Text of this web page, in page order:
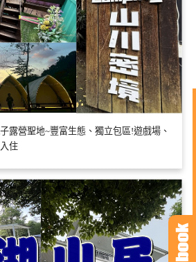
露營聖地~豐富生態、獨立包區!遊戲場、
住